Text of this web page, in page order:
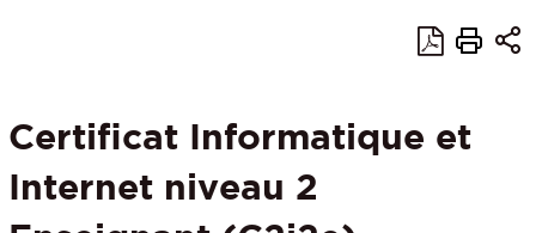
Certificat Informatique et
Internet niveau 2